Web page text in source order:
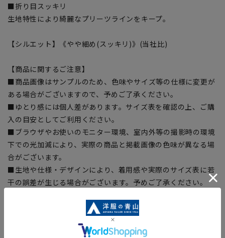
■折り目スッキリ
生地特性により綺麗なプリーツラインをキープ。
【シルエット】《やや細め(スッキリ)》(当社比)
【商品に関するご注意】
■商品画像はサンプルのため、色味やサイズ等の仕様に変更が
ある場合がございますので、予めご了承ください。
■ゆとり感には個人差があります。サイズ表を確認の上、ご購
入の目安としてご利用ください。
■ブラウザやお使いのモニター環境、室内外等の撮影時の環境
下での光加減により、実際の商品と掲載画像の色味が異なる場
合がございます。
■生地や仕様・デザインにより、着用感や実際のサイズ表に若
干の誤差が生じる場合がございます。予めご了承ください。
上、ご注文いただいたタイミングにより欠品が発生し、ご注文
を完了できない場合がございます。予めご了承ください。
■お急ぎ発送のご注文につきましても、ご注文のタイミングに